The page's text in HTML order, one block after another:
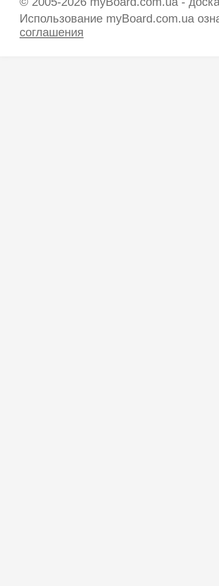
Использование myBoard.com.ua
соглашения